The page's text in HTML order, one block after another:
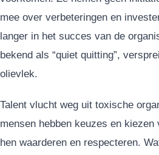
mee over verbeteringen en
langer in het succes van de
bekend als “quiet quitting”,
olievlek.
Talent vlucht weg uit toxische
mensen hebben keuzes en
hen waarderen en respecteren.